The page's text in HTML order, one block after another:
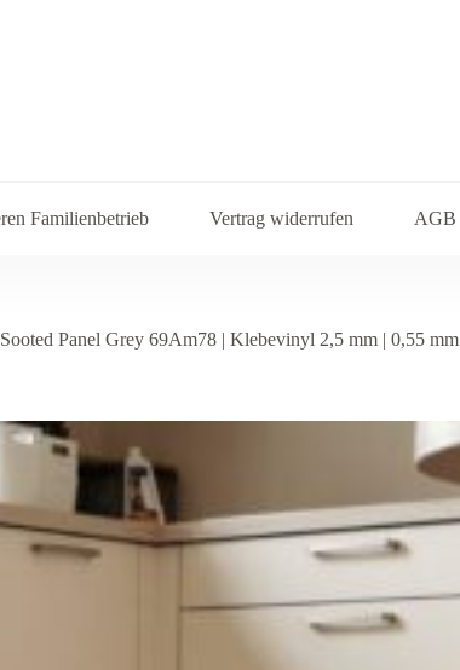
Familienbetrieb Vertrag widerrufen AGB
Panel Grey 69Am78 | Klebevinyl 2,5 mm | 0,55 mm